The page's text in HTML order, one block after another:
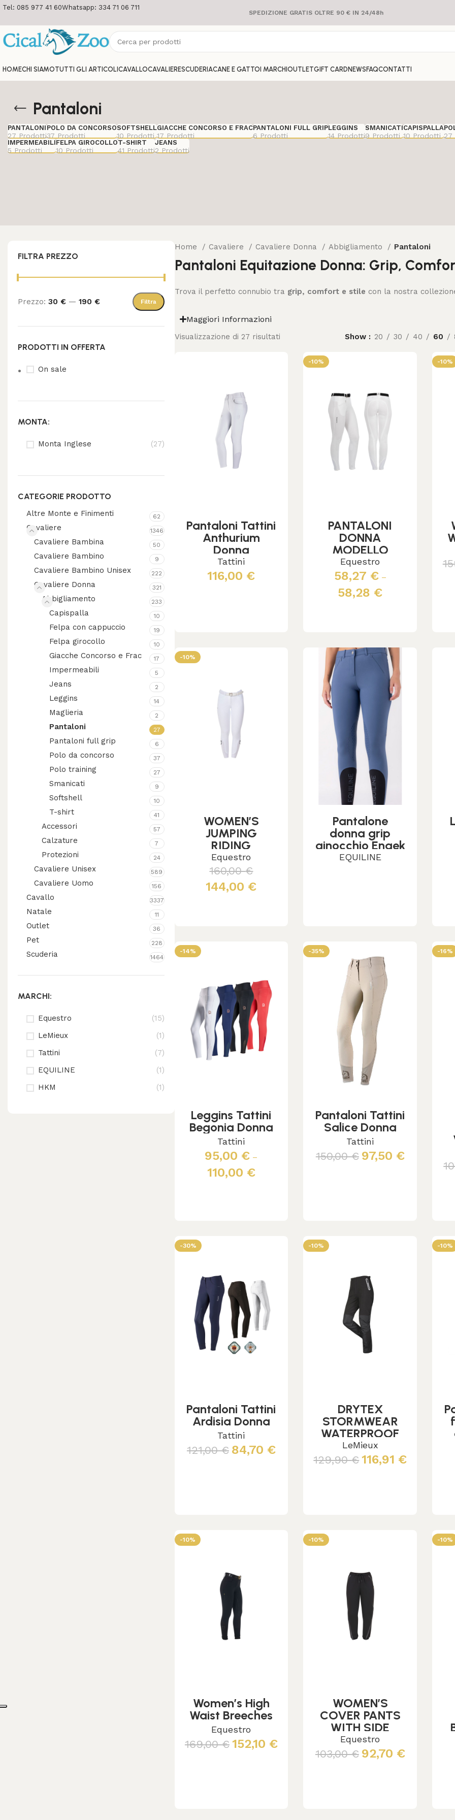
Tel: 085 977 41 60Whatsapp: 334 71 06 711
SPEDIZIONE GRATIS OLTRE 90 € IN 24/48h
HOMECHI SIAMOTUTTI GLI ARTICOLI CAVALLOCAVALIERESCUDERIACANE E GATTO I MARCHI OUTLETGIFT CARD NEWS FAQCONTATTI
Pantaloni
PANTALONI
27 Prodotti
POLO DA CONCORSO
37 Prodotti
SOFTSHELL
10 Prodotti
GIACCHE CONCORSO E FRAC
17 Prodotti
PANTALONI FULL GRIP
6 Prodotti
LEGGINS
14 Prodotti
SMANICATI
9 Prodotti
CAPISPALLA
10 Prodotti 27
IMPERMEABILI
5 Prodotti
FELPA GIROCOLLO
10 Prodotti
T-SHIRT
41 Prodotti
JEANS
2 Prodotti
FILTRA PREZZO
Filtra
Prezzo: 30 € — 190 €
PRODOTTI IN OFFERTA
On sale
MONTA:
Monta Inglese (27)
CATEGORIE PRODOTTO
Altre Monte e Finimenti 62
Cavaliere 1346
Cavaliere Bambina 50
Cavaliere Bambino 9
Cavaliere Bambino Unisex 222
Cavaliere Donna 321
Abbigliamento 233
Capispalla 10
Felpa con cappuccio 19
Felpa girocollo 10
Giacche Concorso e Frac 17
Impermeabili 5
Jeans 2
Leggins 14
Maglieria 2
Pantaloni 27
Pantaloni full grip 6
Polo da concorso 37
Polo training 27
Smanicati 9
Softshell 10
T-shirt 41
Accessori 57
Calzature 7
Protezioni 24
Cavaliere Unisex 589
Cavaliere Uomo 156
Cavallo 3337
Natale 11
Outlet 36
Pet 228
Scuderia 1464
MARCHI:
Equestro
(15)
LeMieux
(1)
Tattini
(7)
EQUILINE
(1)
HKM
(1)
Home Cavaliere Cavaliere Donna Abbigliamento Pantaloni
Pantaloni Equitazione Donna: Grip,
Trova il perfetto connubio tra grip, comfort e stile con la nostra
Maggiori Informazioni
Visualizzazione di 27 risultati Show 20 30 40 60
Pantaloni Tattini
Anthurium
Donna
Tattini
116,00 €
-10%
PANTALONI
DONNA
MODELLO
“SELENE GEL”
GRIP SUL
GINOCCHIO
Equestro
58,27 €–
58,28 €
-10%
-10%
WOMEN’S
JUMPING
RIDING
BREECHES
EQUESTROxFISE
Equestro
160,00€
144,00 €
Pantalone
donna grip
ginocchio Enaek
EQUILINE
-14%
Leggins Tattini
Begonia Donna
Tattini
95,00 € –
110,00 €
-35%
Pantaloni Tattini
Salice Donna
Tattini
150,00€ 97,50 €
-16%
-30%
Pantaloni Tattini
Ardisia Donna
Tattini
121,00€ 84,70 €
-10%
DRYTEX
STORMWEAR
WATERPROOF
TROUSERS
LeMieux
129,90€ 116,91 €
-10%
-10%
Women’s High
Waist Breeches
Equestro
169,00€ 152,10 €
-10%
WOMEN’S
COVER PANTS
WITH SIDE
OPENING
Equestro
103,00€ 92,70 €
-10%